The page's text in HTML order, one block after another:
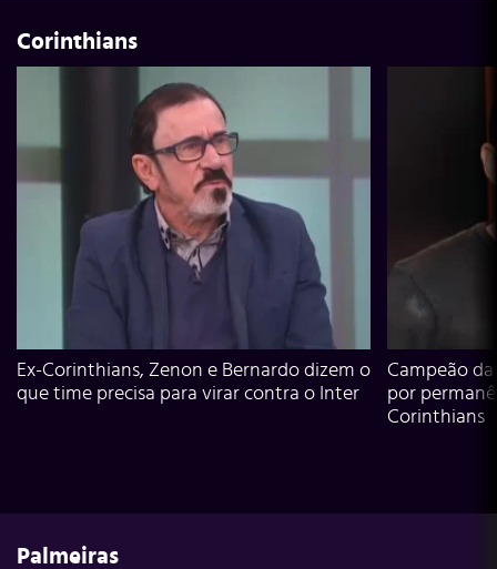
Corinthians
Ex-Corinthians, Zenon e Bernardo dizem o
que time precisa para virar contra o Inter
Campeão
por
Corinthians
Palmeiras